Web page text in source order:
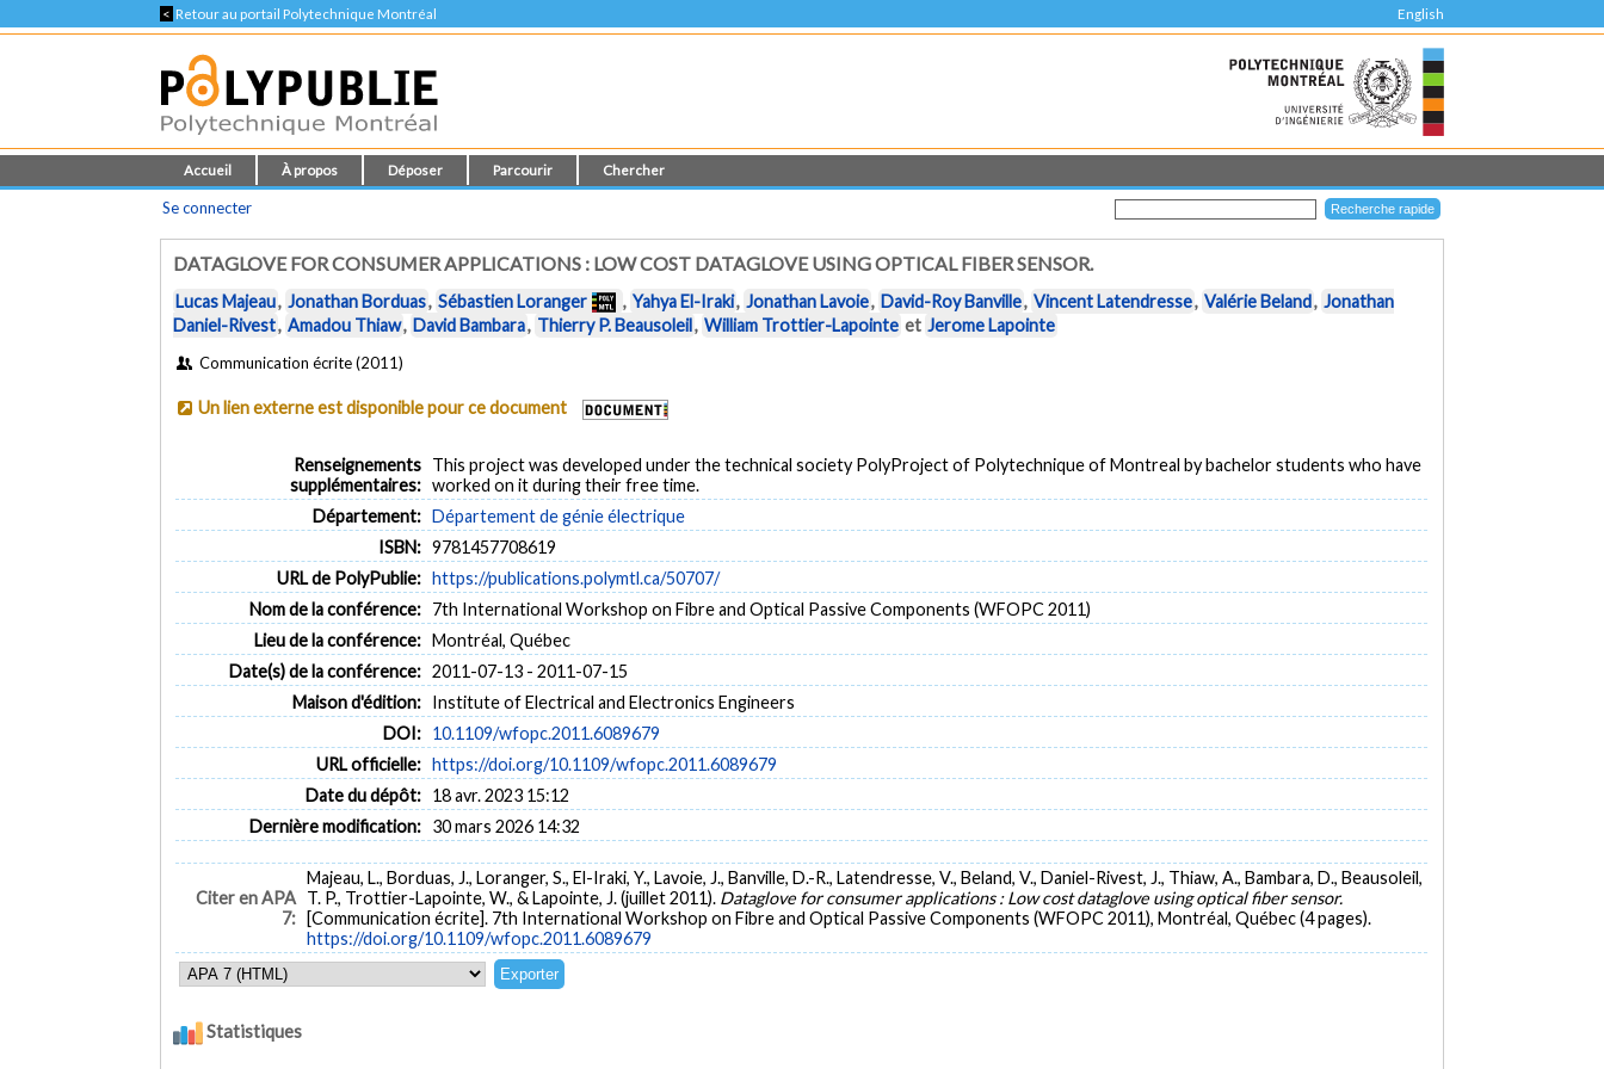
< Retour au portail Polytechnique Montréal English
Accueil À propos Déposer Parcourir Chercher
Se connecter
DATAGLOVE FOR CONSUMER APPLICATIONS : LOW COST DATAGLOVE USING OPTICAL FIBER SENSOR.
Lucas Majeau, Jonathan Borduas, Sébastien Loranger , Yahya El-Iraki, Jonathan Lavoie, David-Roy Banville, Vincent Latendresse, Valérie Beland, Jonathan
Daniel-Rivest, Amadou Thiaw, David Bambara, Thierry P. Beausoleil, William Trottier-Lapointe et Jerome Lapointe
Communication écrite (2011)
Un lien externe est disponible pour ce document
Renseignements
supplémentaires:
This project was developed under the technical society PolyProject of Polytechnique of Montreal by bachelor students who have
worked on it during their free time.
Département: Département de génie électrique
ISBN: 9781457708619
URL de PolyPublie: https://publications.polymtl.ca/50707/
Nom de la conférence: 7th International Workshop on Fibre and Optical Passive Components (WFOPC 2011)
Lieu de la conférence: Montréal, Québec
Date(s) de la conférence: 2011-07-13 - 2011-07-15
Maison d'édition: Institute of Electrical and Electronics Engineers
DOI: 10.1109/wfopc.2011.6089679
URL officielle: https://doi.org/10.1109/wfopc.2011.6089679
Date du dépôt: 18 avr. 2023 15:12
Dernière modification: 30 mars 2026 14:32
Citer en APA
7:
Majeau, L., Borduas, J., Loranger, S., El-Iraki, Y., Lavoie, J., Banville, D.-R., Latendresse, V., Beland, V., Daniel-Rivest, J., Thiaw, A., Bambara, D., Beausoleil,
T. P., Trottier-Lapointe, W., & Lapointe, J. (juillet 2011). Dataglove for consumer applications : Low cost dataglove using optical fiber sensor.
[Communication écrite]. 7th International Workshop on Fibre and Optical Passive Components (WFOPC 2011), Montréal, Québec (4 pages).
https://doi.org/10.1109/wfopc.2011.6089679
Statistiques